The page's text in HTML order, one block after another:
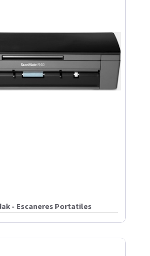
- Escaneres Portatiles